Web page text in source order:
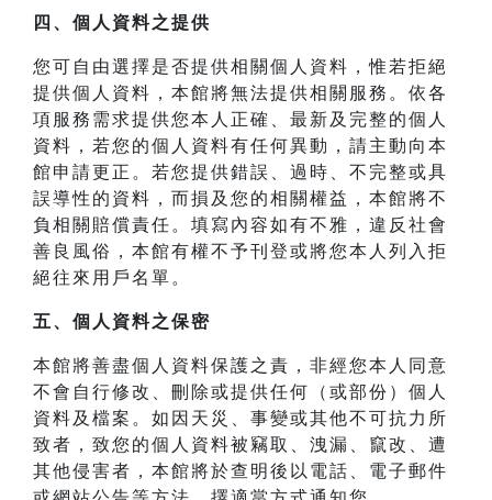
四、 個人資料之提供
您可自由選擇是否提供相關個人資料，惟若拒絕
提供個人資料，本館將無法提供相關服務。依各
項服務需求提供您本人正確、最新及完整的個人
資料，若您的個人資料有任何異動，請主動向本
館申請更正。若您提供錯誤、過時、不完整或具
誤導性的資料，而損及您的相關權益，本館將不
負相關賠償責任。填寫內容如有不雅，違反社會
善良風俗，本館有權不予刊登或將您本人列入拒
絕往來用戶名單。
五、個人資料之保密
本館將善盡個人資料保護之責，非經您本人同意
不會自行修改、刪除或提供任何（或部份）個人
資料及檔案。如因天災、事變或其他不可抗力所
致者，致您的個人資料被竊取、洩漏、竄改、遭
其他侵害者，本館將於查明後以電話、電子郵件